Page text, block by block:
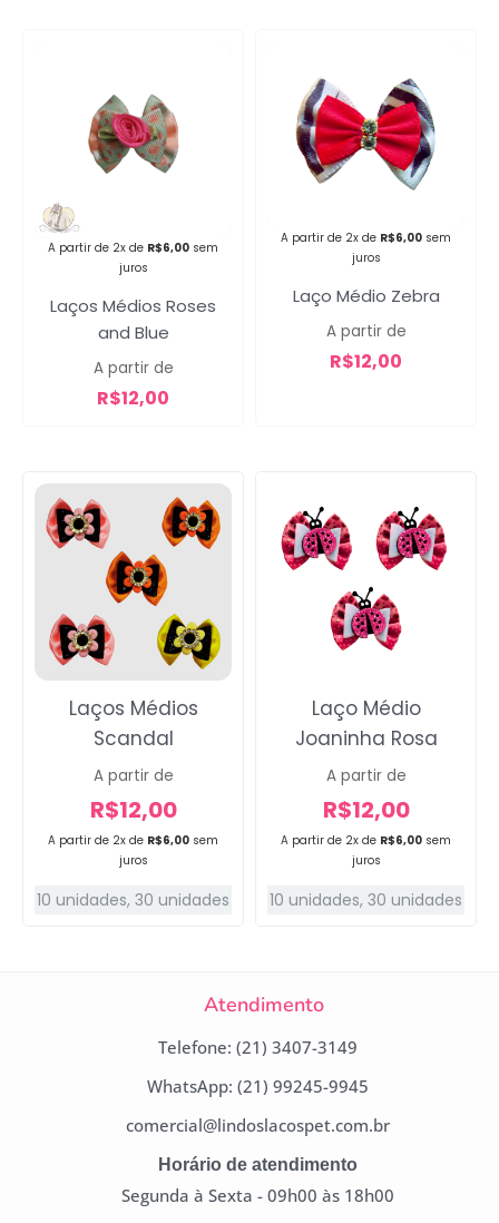
A partir de 2x de R$6,00 sem
juros
Laços Médios Roses
and Blue
A partir de
R$12,00
A partir de 2x de R$6,00 sem
juros
Laço Médio Zebra
A partir de
R$12,00
A partir de 2x de R$6,00 sem
juros
Laços Médios
Scandal
A partir de
R$12,00
10 unidades, 30 unidades
A partir de 2x de R$6,00 sem
juros
Laço Médio
Joaninha Rosa
A partir de
R$12,00
10 unidades, 30 unidades
Atendimento
Telefone: (21) 3407-3149
WhatsApp: (21) 99245-9945
comercial@lindoslacospet.com.br
Horário de atendimento
Segunda à Sexta - 09h00 às 18h00
Campanha lançada com
sucesso!